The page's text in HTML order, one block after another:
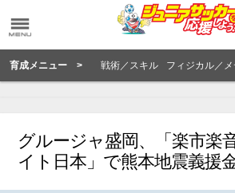
育成メニュー > 戦術／スキル フィジカル／
グルージャ盛岡、「楽市楽
イト日本」で熊本地震義援